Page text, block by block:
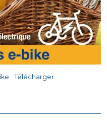
Télécharger